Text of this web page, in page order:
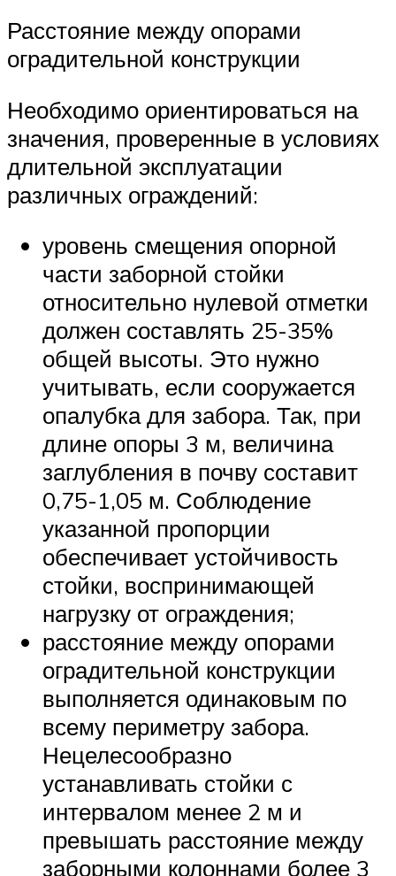
Расстояние между опорами
оградительной конструкции
Необходимо ориентироваться на
значения, проверенные в условиях
длительной эксплуатации
различных ограждений:
уровень смещения опорной
части заборной стойки
относительно нулевой отметки
должен составлять 25-35%
общей высоты. Это нужно
учитывать, если сооружается
опалубка для забора. Так, при
длине опоры 3 м, величина
заглубления в почву составит
0,75-1,05 м. Соблюдение
указанной пропорции
обеспечивает устойчивость
стойки, воспринимающей
нагрузку от ограждения;
расстояние между опорами
оградительной конструкции
выполняется одинаковым по
всему периметру забора.
Нецелесообразно
устанавливать стойки с
интервалом менее 2 м и
превышать расстояние между
заборными колоннами более 3